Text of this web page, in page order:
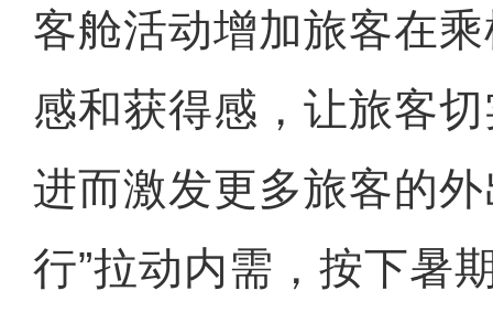
客舱活动增加旅客在
感和获得感，让旅客
进而激发更多旅客的
行”拉动内需，按下暑